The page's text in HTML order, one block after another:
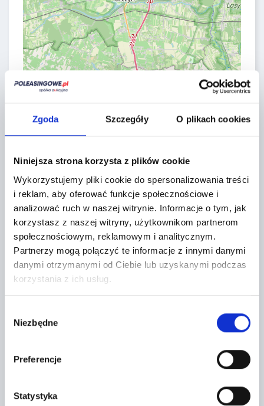
Zgoda Szczegóły O plikach cookies
Niniejsza strona korzysta z plików cookie
Wykorzystujemy pliki cookie do spersonalizowania treści
i reklam, aby oferować funkcje społecznościowe i
analizować ruch w naszej witrynie. Informacje o tym, jak
korzystasz z naszej witryny, użytkownikom partnerom
społecznościowym, reklamowym i analitycznym.
Partnerzy mogą połączyć te informacje z innymi danymi
danymi otrzymanymi od Ciebie lub uzyskanymi podczas
korzystania z ich usług.
zgody
Niezbędne
Preferencje
Statystyka
OpenStreetMapcontributors
CONTACT FORM
Topic *
Niniejszym wyrażam zgodę na przetwarzania